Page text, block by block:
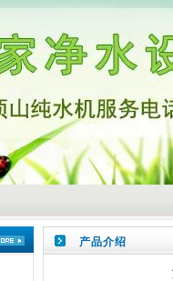
产品介绍